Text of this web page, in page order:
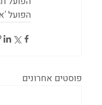
הפועל
פוסטים אחרונים